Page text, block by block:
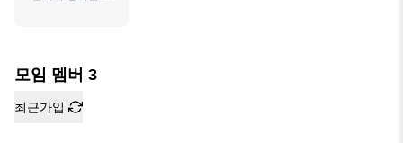
모임 멤버 3
최근가입